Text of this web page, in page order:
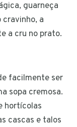
guarneça
a
a cru no prato.
facilmente ser
sopa cremosa.
hortícolas
cascas e talos